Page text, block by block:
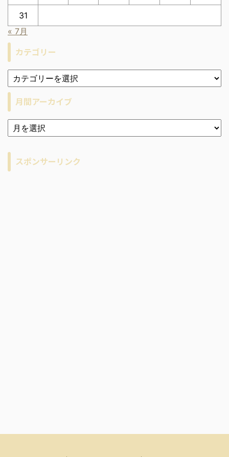
31
« 7月
カテゴリー
月間アーカイブ
ア
ー
ブ
スポンサーリンク